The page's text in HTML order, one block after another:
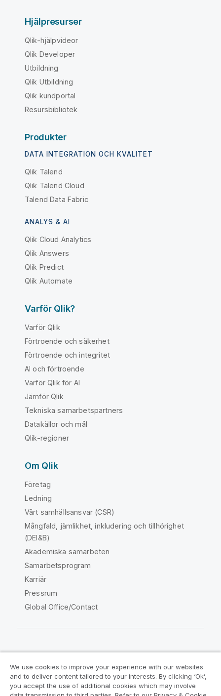
Hjälpresurser
Qlik-hjälpvideor
Qlik Developer
Utbildning
Qlik Utbildning
Qlik kundportal
Resursbibliotek
Produkter
DATA INTEGRATION OCH KVALITET
Qlik Talend
Qlik Talend Cloud
Talend Data Fabric
ANALYS & AI
Qlik Cloud Analytics
Qlik Answers
Qlik Predict
Qlik Automate
Varför Qlik?
Varför Qlik
Förtroende och säkerhet
Förtroende och integritet
AI och förtroende
Varför Qlik för AI
Jämför Qlik
Tekniska samarbetspartners
Datakällor och mål
Qlik-regioner
Om Qlik
Företag
Ledning
Vårt samhällsansvar (CSR)
Mångfald, jämlikhet, inkludering och tillhörighet
(DEI&B)
Akademiska samarbeten
Samarbetsprogram
Karriär
Pressrum
Global Office/Contact
Juridiska avtal
Produktvillkor
We use cookies to improve your experience with our websites
and to deliver content tailored to your interests. By clicking ‘Ok’,
you accept the use of additional cookies which may involve